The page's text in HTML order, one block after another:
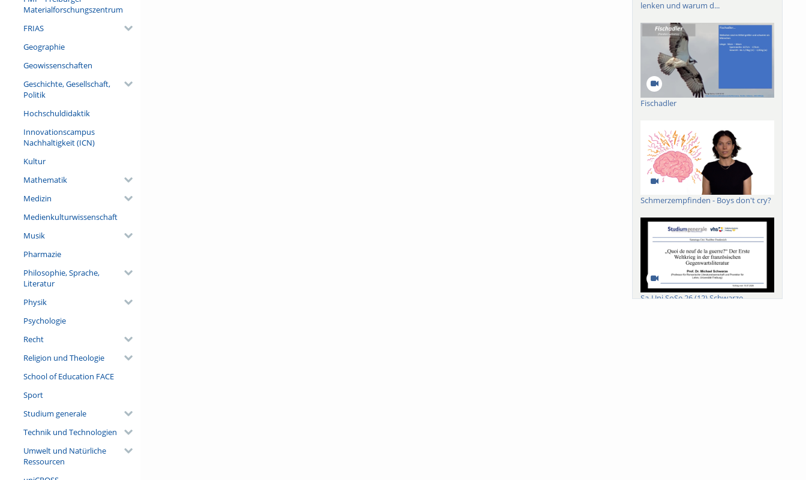
Materialforschungszentrum
FRIAS
Geographie
Geowissenschaften
Geschichte, Gesellschaft,
Politik
Hochschuldidaktik
Innovationscampus
Nachhaltigkeit (ICN)
Kultur
Mathematik
Medizin
Medienkulturwissenschaft
Musik
Pharmazie
Philosophie, Sprache,
Literatur
Physik
Psychologie
Recht
Religion und Theologie
School of Education FACE
Sport
Studium generale
Technik und Technologien
Umwelt und Natürliche
Ressourcen
lenken und warum d...
Fischadler
Schmerzempfinden - Boys don't cry?
Sa-Uni SoSe 26 (12) Schwarze